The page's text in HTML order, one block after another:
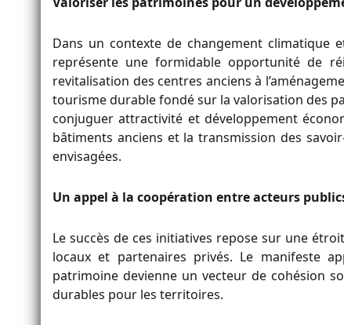
Dans un contexte de changement climatique
représente une formidable opportunité de
revitalisation des centres anciens à
tourisme durable fondé sur la valorisation des
conjuguer attractivité et développement
bâtiments anciens et la transmission des
envisagées.
Un appel à la coopération entre acteurs
Le succès de ces initiatives repose sur une
locaux et partenaires privés. Le manifeste
patrimoine devienne un vecteur de cohésion
durables pour les territoires.